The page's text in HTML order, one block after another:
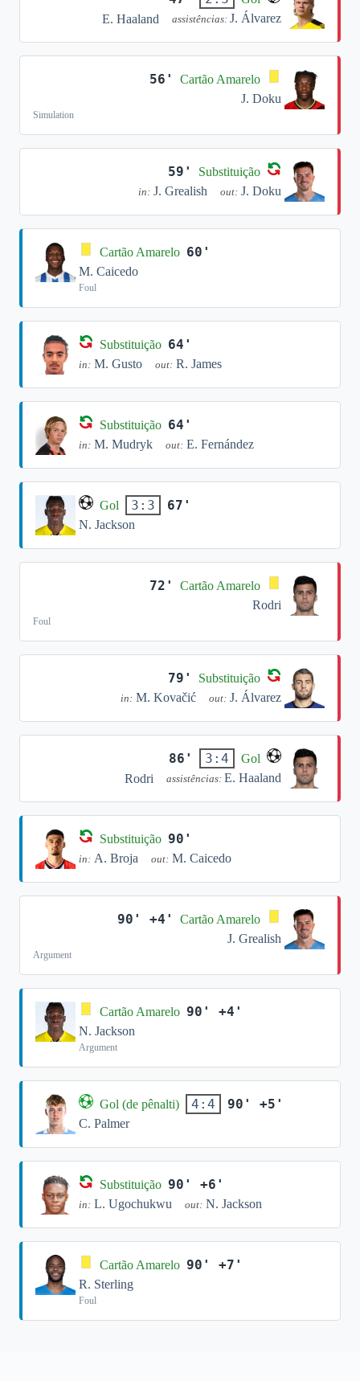
E. Haaland
assistências: J. Álvarez
56'
Cartão Amarelo
J. Doku
Simulation
59' Substituição
in: J. Grealish out: J. Doku
Cartão Amarelo 60'
M. Caicedo
Foul
Substituição 64'
in: M. Gusto out: R. James
Substituição 64'
in: M. Mudryk out: E. Fernández
Gol 3:3 67'
N. Jackson
72'
Cartão Amarelo
Rodri
Foul
79' Substituição
in: M. Kovačić out: J. Álvarez
86' 3:4
Gol
Rodri
assistências: E. Haaland
Substituição 90'
in: A. Broja out: M. Caicedo
90' +4'
Cartão Amarelo
J. Grealish
Argument
Cartão Amarelo 90' +4'
N. Jackson
Argument
Gol (de pênalti) 4:4 90' +5'
C. Palmer
Substituição 90' +6'
in: L. Ugochukwu out: N. Jackson
Cartão Amarelo 90' +7'
R. Sterling
Foul